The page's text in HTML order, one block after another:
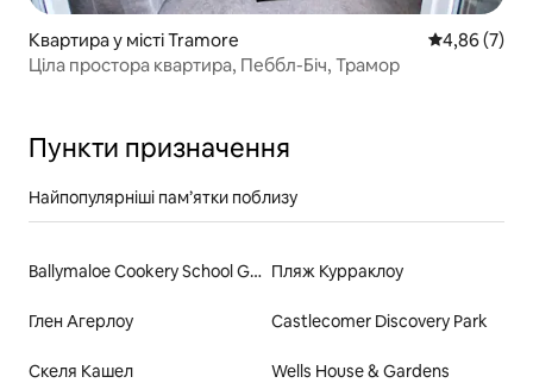
Квартира у місті Tramore Середня
4,86 (7)
Ціла простора квартира, Пеббл-Біч, Трамор
Пункти призначення
Найпопулярніші пам’ятки поблизу
Ballymaloe Cookery School Garden Пляж Курраклоу
Глен Агерлоу Castlecomer Discovery Park
Скеля Кашел Wells House & Gardens